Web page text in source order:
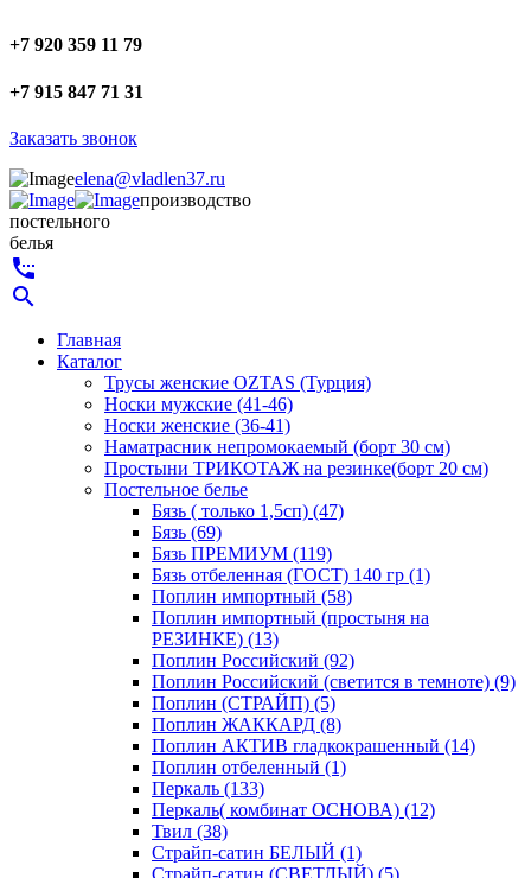
+7 920 359 11 79
+7 915 847 71 31
Заказать звонок
elena@vladlen37.ru
производство
постельного
белья
settings_phone
search
Главная
Каталог
Трусы женские OZTAS (Турция)
Носки мужские (41-46)
Носки женские (36-41)
Наматрасник непромокаемый (борт 30 см)
Простыни ТРИКОТАЖ на резинке(борт 20 см)
Постельное белье
Бязь ( только 1,5сп) (47)
Бязь (69)
Бязь ПРЕМИУМ (119)
Бязь отбеленная (ГОСТ) 140 гр (1)
Поплин импортный (58)
Поплин импортный (простыня на
РЕЗИНКЕ) (13)
Поплин Российский (92)
Поплин Российский (светится в темноте) (9)
Поплин (СТРАЙП) (5)
Поплин ЖАККАРД (8)
Поплин АКТИВ гладкокрашенный (14)
Поплин отбеленный (1)
Перкаль (133)
Перкаль( комбинат ОСНОВА) (12)
Твил (38)
Страйп-сатин БЕЛЫЙ (1)
Страйп-сатин (СВЕТЛЫЙ) (5)